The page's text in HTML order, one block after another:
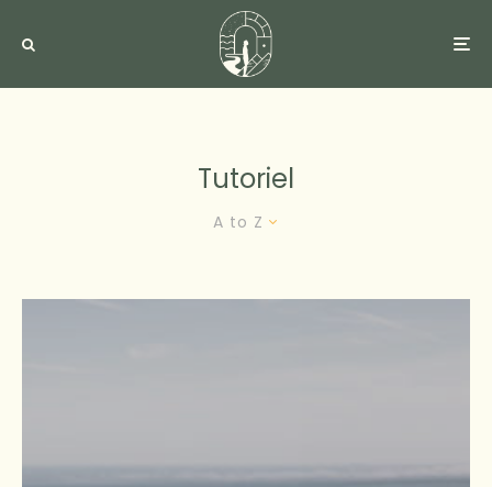
Tutoriel
A to Z